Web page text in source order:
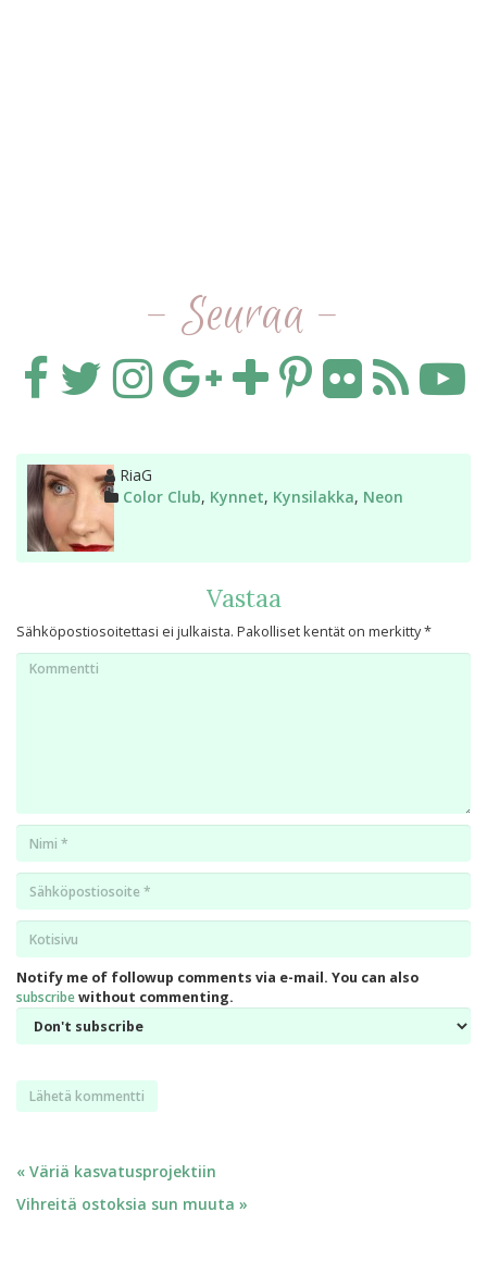
- Seuraa -
Kirjoittaja
RiaG
Kategoriat
Color Club, Kynnet, Kynsilakka, Neon
Vastaa
Sähköpostiosoitettasi ei julkaista. Pakolliset kentät on merkitty*
Kommentti
Notify me of followup comments via e-mail. You can also
subscribewithout commenting.
Artikkelien
« Väriä kasvatusprojektiin
Vihreitä ostoksia sun muuta »